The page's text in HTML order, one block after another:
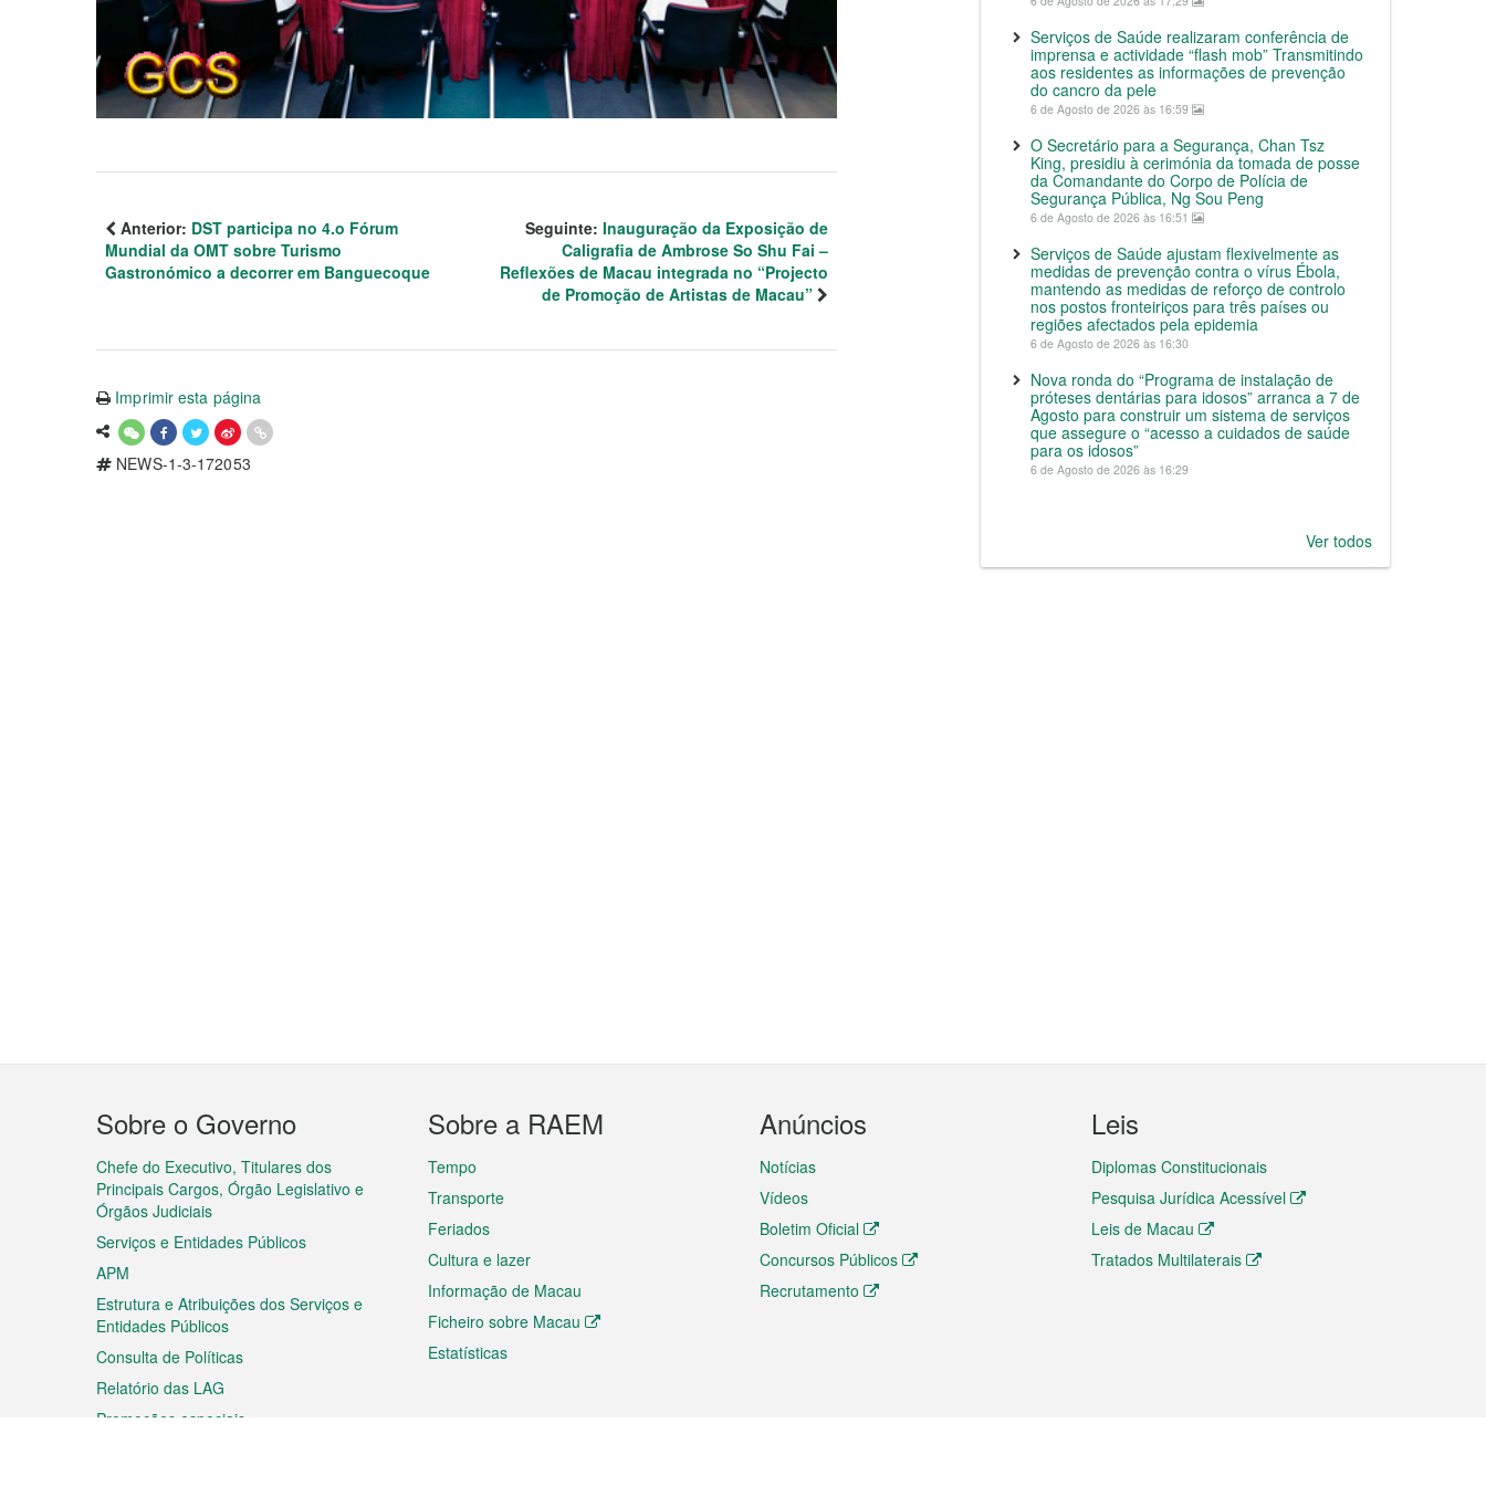
Anterior: DST participa no 4.o Fórum
Mundial da OMT sobre Turismo
Gastronómico a decorrer em Banguecoque
Seguinte: Inauguração da Exposição de
Caligrafia de Ambrose So Shu Fai –
Reflexões de Macau integrada no “Projecto
de Promoção de Artistas de Macau”
Imprimir esta página
NEWS-1-3-172053
Serviços de Saúde realizaram conferência de
imprensa e actividade “flash mob” Transmitindo
aos residentes as informações de prevenção
do cancro da pele
6 de Agosto de 2026 às 16:59
O Secretário para a Segurança, Chan Tsz
King, presidiu à cerimónia da tomada de posse
da Comandante do Corpo de Polícia de
Segurança Pública, Ng Sou Peng
6 de Agosto de 2026 às 16:51
Serviços de Saúde ajustam flexivelmente as
medidas de prevenção contra o vírus Ébola,
mantendo as medidas de reforço de controlo
nos postos fronteiriços para três países ou
regiões afectados pela epidemia
6 de Agosto de 2026 às 16:30
Nova ronda do “Programa de instalação de
próteses dentárias para idosos” arranca a 7 de
Agosto para construir um sistema de serviços
que assegure o “acesso a cuidados de saúde
para os idosos”
6 de Agosto de 2026 às 16:29
Ver todos
Menu
do
rodapé
Sobre o Governo
Chefe do Executivo, Titulares dos
Principais Cargos, Órgão Legislativo e
Órgãos Judiciais
Serviços e Entidades Públicos
APM
Estrutura e Atribuições dos Serviços e
Entidades Públicos
Consulta de Políticas
Relatório das LAG
Promoções especiais
Sobre a RAEM
Tempo
Transporte
Feriados
Cultura e lazer
Informação de Macau
Ficheiro sobre Macau
Estatísticas
Anúncios
Notícias
Vídeos
Boletim Oficial
Concursos Públicos
Recrutamento
Leis
Diplomas Constitucionais
Pesquisa Jurídica Acessível
Leis de Macau
Tratados Multilaterais